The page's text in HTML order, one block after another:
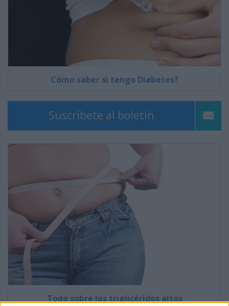
Cómo saber si tengo Diabetes?
Suscríbete al boletín
Todo sobre los triglicéridos altos